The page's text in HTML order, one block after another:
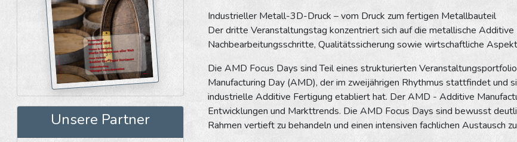
Unsere Partner
Industrieller Metall-3D-Druck – vom Druck zum fertigen Metallbauteil
Der dritte Veranstaltungstag konzentriert sich auf die metallische
Nachbearbeitungsschritte, Qualitätssicherung sowie wirtschaftliche
Die AMD Focus Days sind Teil eines strukturierten
Manufacturing Day (AMD), der im zweijährigen Rhythmus stattfindet und
industrielle Additive Fertigung etabliert hat. Der AMD - Additive
Entwicklungen und Markttrends. Die AMD Focus Days sind bewusst
Rahmen vertieft zu behandeln und einen intensiven fachlichen Austausch